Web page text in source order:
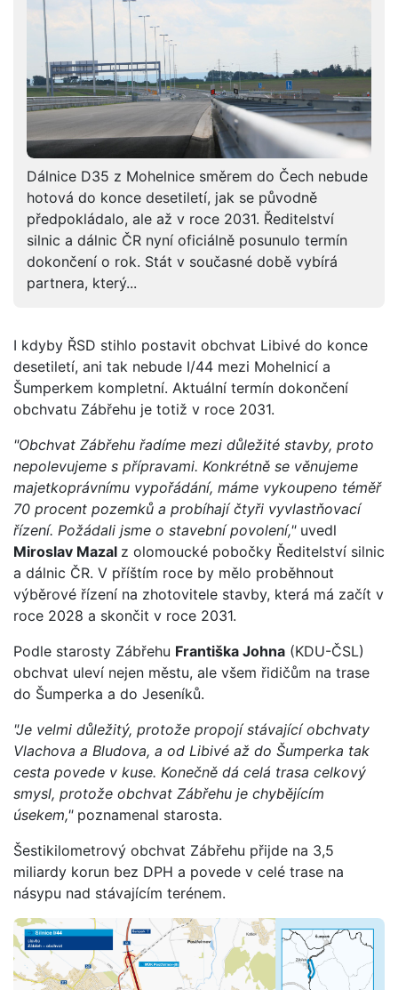
Dálnice D35 z Mohelnice směrem do Čech nebude
hotová do konce desetiletí, jak se původně
předpokládalo, ale až v roce 2031. Ředitelství
silnic a dálnic ČR nyní oficiálně posunulo termín
dokončení o rok. Stát v současné době vybírá
partnera, který...
I kdyby ŘSD stihlo postavit obchvat Libivé do konce
desetiletí, ani tak nebude I/44 mezi Mohelnicí a
Šumperkem kompletní. Aktuální termín dokončení
obchvatu Zábřehu je totiž v roce 2031.
"Obchvat Zábřehu řadíme mezi důležité stavby, proto
nepolevujeme s přípravami. Konkrétně se věnujeme
majetkoprávnímu vypořádání, máme vykoupeno téměř
70 procent pozemků a probíhají čtyři vyvlastňovací
řízení. Požádali jsme o stavební povolení,"uvedl
Miroslav Mazal z olomoucké pobočky Ředitelství silnic
a dálnic ČR. V příštím roce by mělo proběhnout
výběrové řízení na zhotovitele stavby, která má začít v
roce 2028 a skončit v roce 2031.
Podle starosty Zábřehu Františka Johna (KDU-ČSL)
obchvat uleví nejen městu, ale všem řidičům na trase
do Šumperka a do Jeseníků.
"Je velmi důležitý, protože propojí stávající obchvaty
Vlachova a Bludova, a od Libivé až do Šumperka tak
cesta povede v kuse. Konečně dá celá trasa celkový
smysl, protože obchvat Zábřehu je chybějícím
úsekem,"poznamenal starosta.
Šestikilometrový obchvat Zábřehu přijde na 3,5
miliardy korun bez DPH a povede v celé trase na
násypu nad stávajícím terénem.